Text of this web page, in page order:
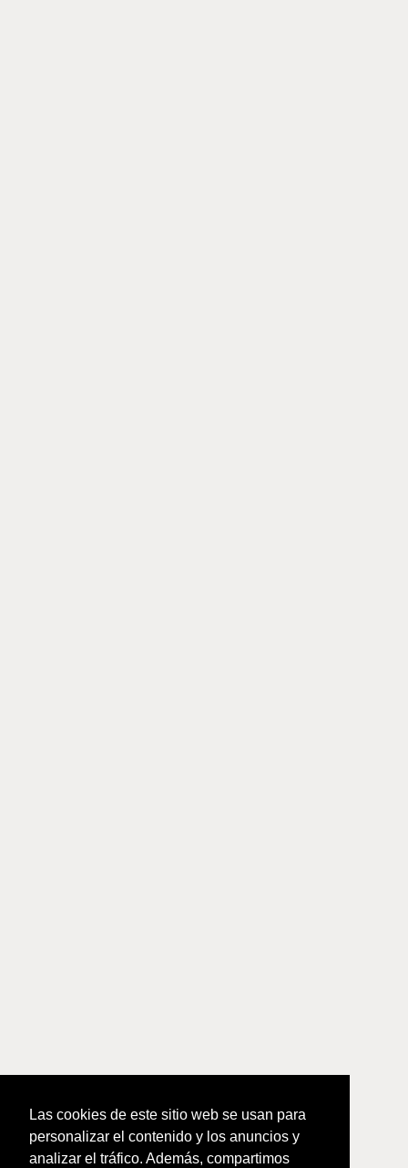
Las cookies de este sitio web se usan para
personalizar el contenido y los anuncios y
analizar el tráfico. Además, compartimos